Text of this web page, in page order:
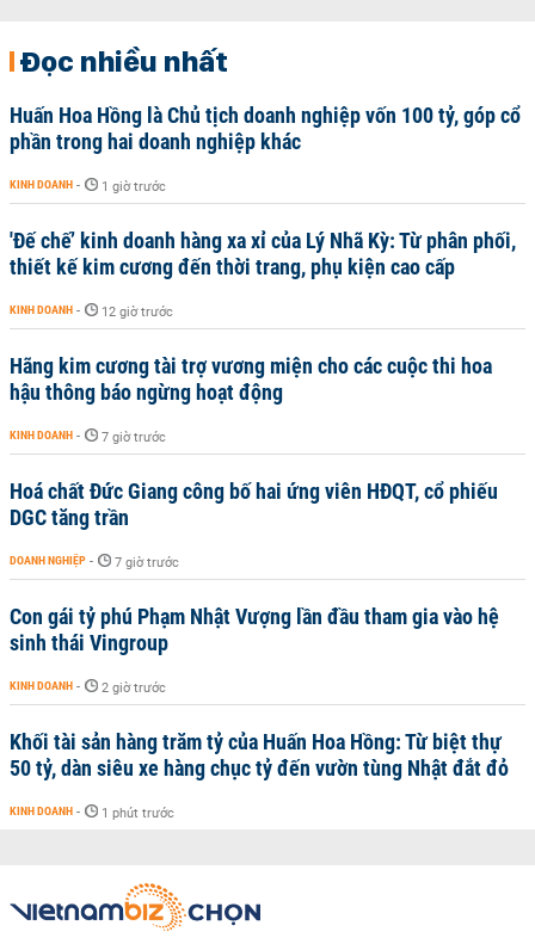
Đọc nhiều nhất
Huấn Hoa Hồng là Chủ tịch doanh nghiệp vốn 100 tỷ, góp cổ
phần trong hai doanh nghiệp khác
KINH DOANH - 1 giờ trước
'Đế chế’ kinh doanh hàng xa xỉ của Lý Nhã Kỳ: Từ phân phối,
thiết kế kim cương đến thời trang, phụ kiện cao cấp
KINH DOANH - 12 giờ trước
Hãng kim cương tài trợ vương miện cho các cuộc thi hoa
hậu thông báo ngừng hoạt động
KINH DOANH - 7 giờ trước
Hoá chất Đức Giang công bố hai ứng viên HĐQT, cổ phiếu
DGC tăng trần
DOANH NGHIỆP - 7 giờ trước
Con gái tỷ phú Phạm Nhật Vượng lần đầu tham gia vào hệ
sinh thái Vingroup
KINH DOANH - 2 giờ trước
Khối tài sản hàng trăm tỷ của Huấn Hoa Hồng: Từ biệt thự
50 tỷ, dàn siêu xe hàng chục tỷ đến vườn tùng Nhật đắt đỏ
KINH DOANH - 1 phút trước